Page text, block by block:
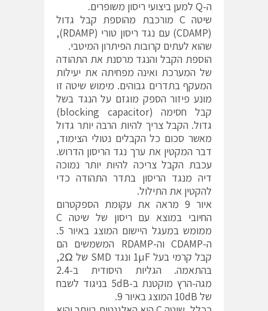
ה-Q למען ביצועי ריסון משופרים.
שיטה C מורכבת מהוספת קבל גדול
(CDAMP) עם נגד ריסון טורי (RDAMP),
שהוא לעתים קרובות הפיתרון המיטבי.
הוספת הקבל והנגד מרסנת את התהודה
של המערכת ואינה מפחיתה את יעילות
המעקף בתדרים גבוהים. מימוש שיטה זו
מונע פיזור הספק מוגזם על הנגד בשל
קבל חסימה (blocking capacitor)
גדול. הקבל צריך להיות הרבה יותר גדול
מאשר סכום כל הקבלים נטולי הצימוד,
דבר המקטין את ערך נגד הריסון הדרוש.
עכבת הקבל צריכה להיות יותר נמוכה
דיה מנגד הריסון בתדר התהודה כדי
להקטין את התילול.
איור 9 מראה את עקומת הספקטרום
החיובי במוצא עם ריסון של שיטה C
ממומש במעגל היישום המוצג באיור 5.
ה-CDAMP וה-RDAMP המשמשים הם
קבל קרמי בעל 1µF ונגד SMD של 2Ω,
בהתאמה. הגליות היסודית ב-2.4
מגה-הרץ מוקטנת ב-5dB בניגוד לשבח
של 10dB המוצג באיור 9.